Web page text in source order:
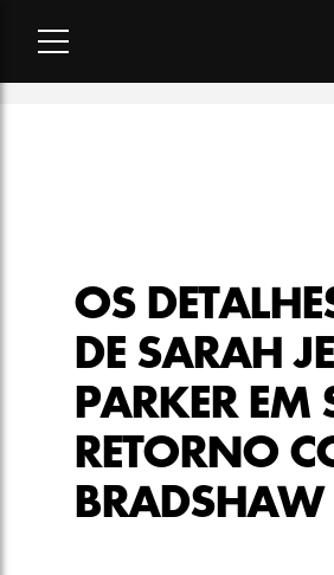
Os detalhes da
OS
DE SARAH
PARKER EM
RETORNO
BRADSHAW